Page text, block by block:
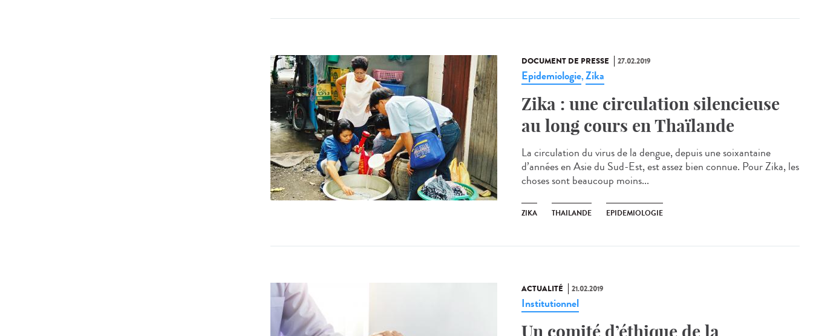
DOCUMENT DE PRESSE 27.02.2019
Epidemiologie,Zika
Zika : une circulation silencieuse
au long cours en Thaïlande
La circulation du virus de la dengue, depuis une soixantaine
d’années en Asie du Sud-Est, est assez bien connue. Pour Zika, les
choses sont beaucoup moins...
ZIKA THAILANDE EPIDEMIOLOGIE
ACTUALITÉ 21.02.2019
Institutionnel
Un comité d’éthique de la